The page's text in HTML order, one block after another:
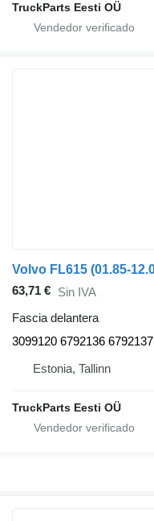
TruckParts Eesti OÜ
63,71 € Sin IVA
Fascia delantera
3099120 6792136 6792137
Estonia, Tallinn
TruckParts Eesti OÜ